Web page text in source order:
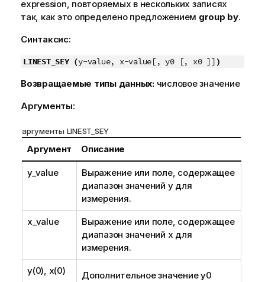
expression, повторяемых в нескольких записях
так, как это определено предложением group by.
Синтаксис:
LINEST_SEY (y-value, x-value[, y0 [, x0 ]] )
Возвращаемые типы данных: числовое значение
Аргументы:
аргументы LINEST_SEY
Аргумент Описание
y_value
Выражение или поле, содержащее
диапазон значений yдля
измерения.
x_value
Выражение или поле, содержащее
диапазон значений x для
измерения.
y(0), x(0) Дополнительное значениеy0